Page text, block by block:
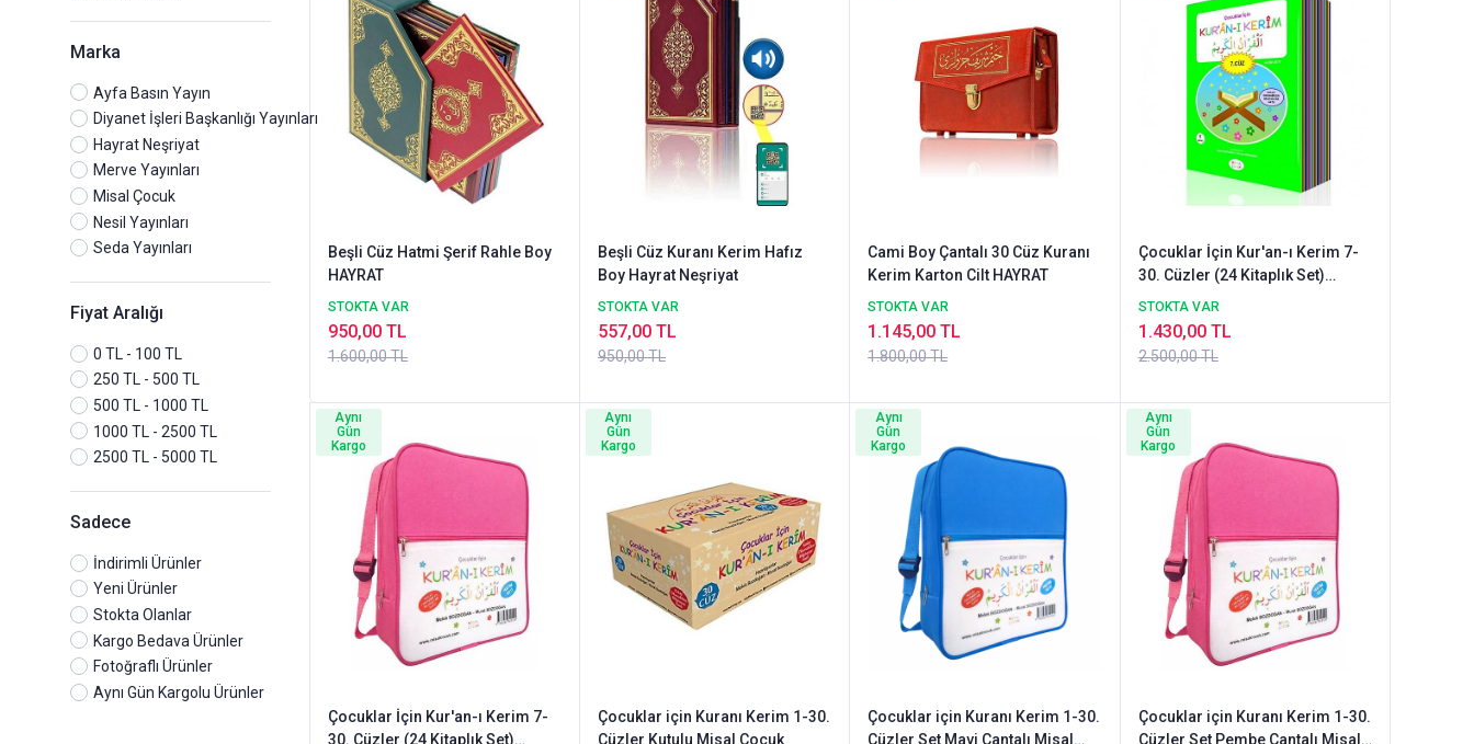
Marka
Ayfa Basın Yayın
Diyanet İşleri Başkanlığı Yayınları
Hayrat Neşriyat
Merve Yayınları
Misal Çocuk
Nesil Yayınları
Seda Yayınları
Fiyat Aralığı
0 TL - 100 TL
250 TL - 500 TL
500 TL - 1000 TL
1000 TL - 2500 TL
2500 TL - 5000 TL
Sadece
İndirimli Ürünler
Yeni Ürünler
Stokta Olanlar
Kargo Bedava Ürünler
Fotoğraflı Ürünler
Aynı Gün Kargolu Ürünler
Beşli Cüz Hatmi Şerif Rahle Boy
HAYRAT
STOKTA VAR
1.600,00 TL
950,00 TL
Beşli Cüz Kuranı Kerim Hafız
Boy Hayrat Neşriyat
STOKTA VAR
950,00 TL
557,00 TL
Cami Boy Çantalı 30 Cüz Kuranı
Kerim Karton Cilt HAYRAT
STOKTA VAR
1.800,00 TL
1.145,00 TL
Çocuklar İçin Kur'an-ı Kerim 7-
30. Cüzler (24 Kitaplık Set)
Kutulu
STOKTA VAR
2.500,00 TL
1.430,00 TL
Çocuklar İçin Kur'an-ı Kerim 7-
30. Cüzler (24 Kitaplık Set)
Aynı
Gün
Kargo
Çocuklar için Kuranı Kerim 1-30.
Cüzler Kutulu Misal Çocuk
Aynı
Gün
Kargo
Çocuklar için Kuranı Kerim 1-30.
Cüzler Set Mavi Çantalı Misal
Aynı
Gün
Kargo
Çocuklar için Kuranı Kerim 1-30.
Cüzler Set Pembe Çantalı Misal
Aynı
Gün
Kargo